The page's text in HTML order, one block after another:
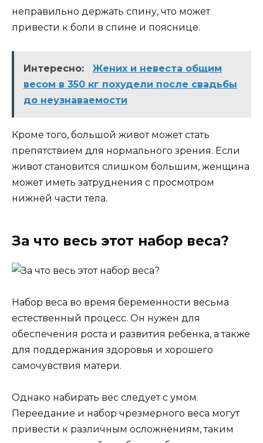
неправильно держать спину, что может
привести к боли в спине и пояснице.
Интересно:
Жених и невеста общим
весом в 350 кг похудели после свадьбы
до неузнаваемости
Кроме того, большой живот может стать
препятствием для нормального зрения. Если
живот становится слишком большим, женщина
может иметь затруднения с просмотром
нижней части тела.
За что весь этот набор веса?
Набор веса во время беременности весьма
естественный процесс. Он нужен для
обеспечения роста и развития ребенка, а также
для поддержания здоровья и хорошего
самочувствия матери.
Однако набирать вес следует с умом.
Переедание и набор чрезмерного веса могут
привести к различным осложнениям, таким